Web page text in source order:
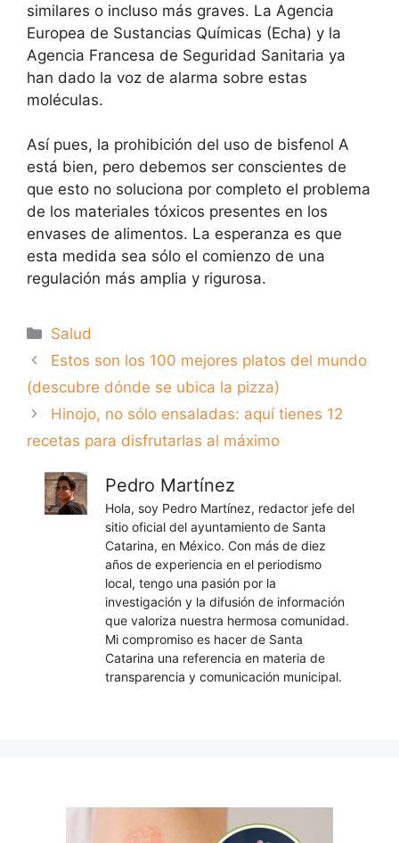
similares o incluso más graves. La Agencia
Europea de Sustancias Químicas (Echa) y la
Agencia Francesa de Seguridad Sanitaria ya
han dado la voz de alarma sobre estas
moléculas.
Así pues, la prohibición del uso de bisfenol A
está bien, pero debemos ser conscientes de
que esto no soluciona por completo el problema
de los materiales tóxicos presentes en los
envases de alimentos. La esperanza es que
esta medida sea sólo el comienzo de una
regulación más amplia y rigurosa.
Categorías
Salud
Estos son los 100 mejores platos del mundo
(descubre dónde se ubica la pizza)
Hinojo, no sólo ensaladas: aquí tienes 12
recetas para disfrutarlas al máximo
Pedro Martínez
Hola, soy Pedro Martínez, redactor jefe del
sitio oficial del ayuntamiento de Santa
Catarina, en México. Con más de diez
años de experiencia en el periodismo
local, tengo una pasión por la
investigación y la difusión de información
que valoriza nuestra hermosa comunidad.
Mi compromiso es hacer de Santa
Catarina una referencia en materia de
transparencia y comunicación municipal.